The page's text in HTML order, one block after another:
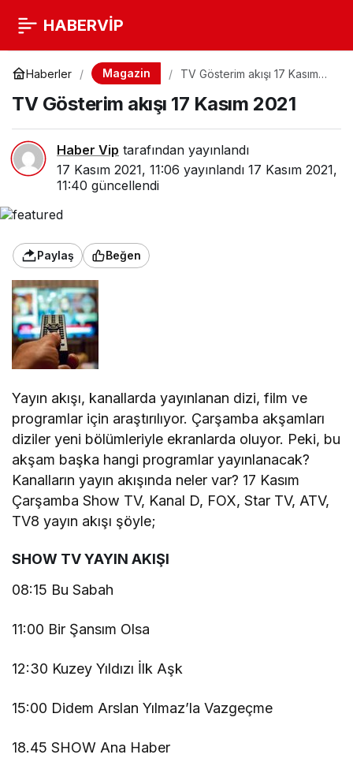
HABERVİP
Haberler Magazin
TV Gösterim akışı 17 Kasım
TV Gösterim akışı 17 Kasım 2021
Haber Vip tarafından yayınlandı
17 Kasım 2021, 11:06 yayınlandı 17 Kasım 2021,
11:40 güncellendi
Paylaş Beğen
Yayın akışı, kanallarda yayınlanan dizi, film ve
programlar için araştırılıyor. Çarşamba akşamları
diziler yeni bölümleriyle ekranlarda oluyor. Peki, bu
akşam başka hangi programlar yayınlanacak?
Kanalların yayın akışında neler var? 17 Kasım
Çarşamba Show TV, Kanal D, FOX, Star TV, ATV,
TV8 yayın akışı şöyle;
SHOW TV YAYIN AKIŞI
08:15 Bu Sabah
11:00 Bir Şansım Olsa
12:30 Kuzey Yıldızı İlk Aşk
15:00 Didem Arslan Yılmaz’la Vazgeçme
18.45 SHOW Ana Haber